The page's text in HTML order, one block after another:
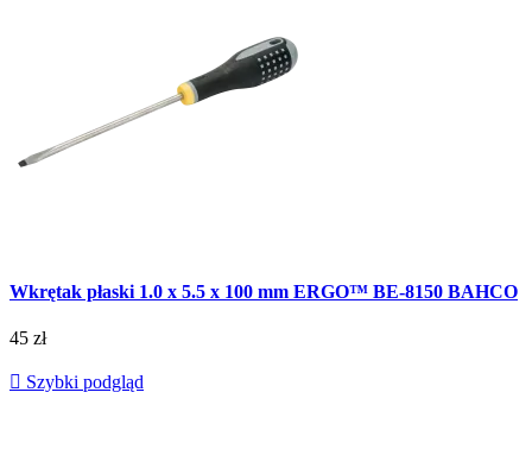
Wkrętak płaski 1.0 x 5.5 x 100 mm ERGO™ BE-8150 BAHCO
45 zł
 Szybki podgląd